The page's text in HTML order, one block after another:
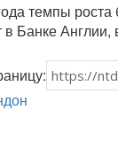
темпы
Банке Англии,